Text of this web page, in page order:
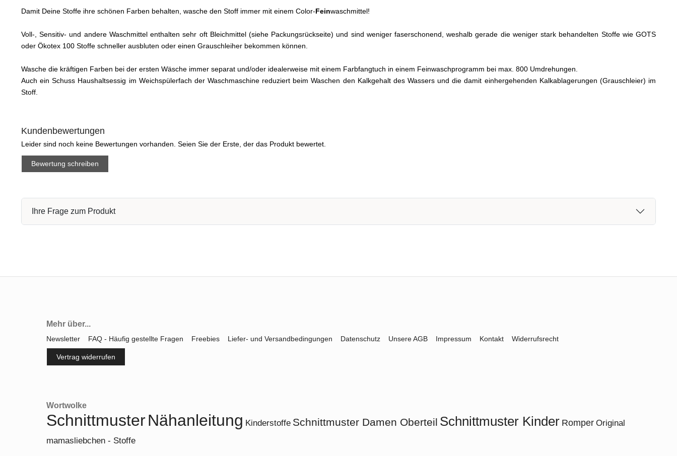
Damit Deine Stoffe ihre schönen Farben behalten, wasche den Stoff immer mit einem Color-Feinwaschmittel!
Voll-, Sensitiv- und andere Waschmittel enthalten sehr oft Bleichmittel (siehe Packungsrückseite) und sind weniger faserschonend, weshalb gerade die weniger stark behandelten Stoffe wie GOTS
oder Ökotex 100 Stoffe schneller ausbluten oder einen Grauschleiher bekommen können.
Wasche die kräftigen Farben bei der ersten Wäsche immer separat und/oder idealerweise mit einem Farbfangtuch in einem Feinwaschprogramm bei max. 800 Umdrehungen.
Auch ein Schuss Haushaltsessig im Weichspülerfach der Waschmaschine reduziert beim Waschen den Kalkgehalt des Wassers und die damit einhergehenden Kalkablagerungen (Grauschleier) im
Stoff.
Kundenbewertungen
Leider sind noch keine Bewertungen vorhanden. Seien Sie der Erste, der das Produkt bewertet.
Bewertung schreiben
Ihre Frage zum Produkt
Mehr über...
Newsletter FAQ - Häufig gestellte Fragen Freebies Liefer- und Versandbedingungen Datenschutz Unsere AGB Impressum Kontakt Widerrufsrecht
Vertrag widerrufen
Wortwolke
SchnittmusterNähanleitung Kinderstoffe Schnittmuster Damen Oberteil Schnittmuster Kinder Romper Original
mamasliebchen - Stoffe